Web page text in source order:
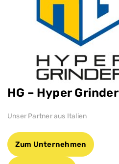
HG – Hyper Grinder
Unser Partner aus Italien
Zum Unternehmen